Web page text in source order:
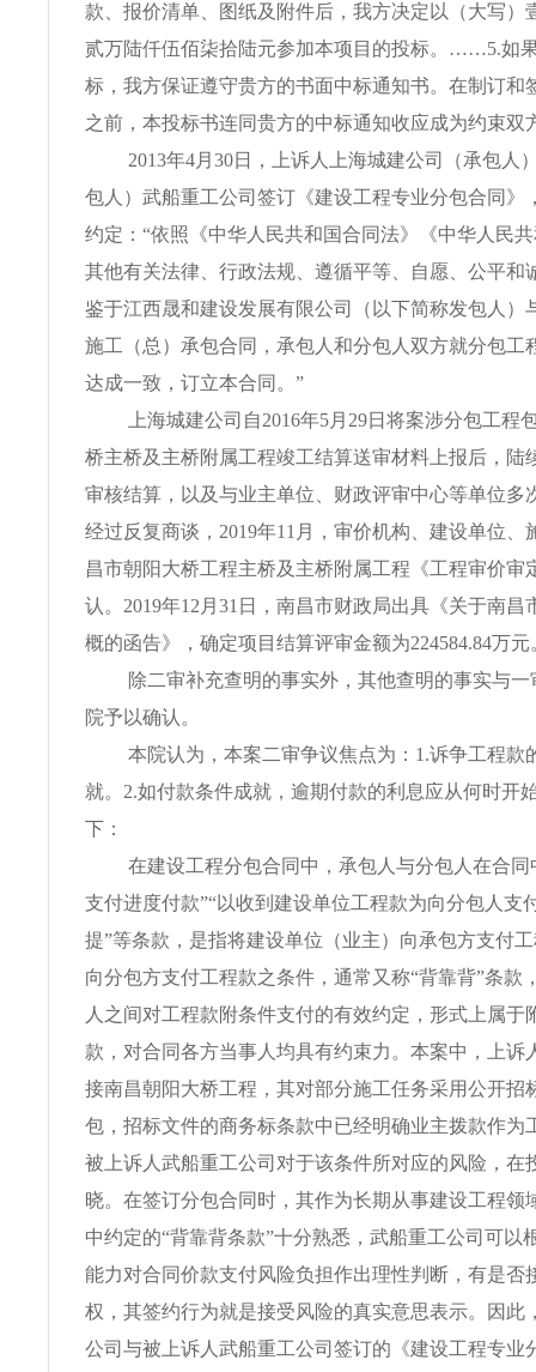
款、报价清单、图纸及附件后，我方决定以（大写）
贰万陆仟伍佰柒拾陆元参加本项目的投标。……5.如
标，我方保证遵守贵方的书面中标通知书。在制订和
之前，本投标书连同贵方的中标通知收应成为约束
2013年4月30日，上诉人上海城建公司（承包人
包人）武船重工公司签订《建设工程专业分包合同》
约定：“依照《中华人民共和国合同法》《中华人民
其他有关法律、行政法规、遵循平等、自愿、公平和
鉴于江西晟和建设发展有限公司（以下简称发包人）
施工（总）承包合同，承包人和分包人双方就分包工
达成一致，订立本合同。”
上海城建公司自2016年5月29日将案涉分包工程
桥主桥及主桥附属工程竣工结算送审材料上报后，陆
审核结算，以及与业主单位、财政评审中心等单位多
经过反复商谈，2019年11月，审价机构、建设单位、
昌市朝阳大桥工程主桥及主桥附属工程《工程审价审
认。2019年12月31日，南昌市财政局出具《关于南昌
概的函告》，确定项目结算评审金额为224584.84万元
除二审补充查明的事实外，其他查明的事实与
院予以确认。
本院认为，本案二审争议焦点为：1.诉争工程款
就。2.如付款条件成就，逾期付款的利息应从何时开
下：
在建设工程分包合同中，承包人与分包人在合同
支付进度付款”“以收到建设单位工程款为向分包人支
提”等条款，是指将建设单位（业主）向承包方支付
向分包方支付工程款之条件，通常又称“背靠背”条款
人之间对工程款附条件支付的有效约定，形式上属于
款，对合同各方当事人均具有约束力。本案中，上诉
接南昌朝阳大桥工程，其对部分施工任务采用公开招
包，招标文件的商务标条款中已经明确业主拨款作为
被上诉人武船重工公司对于该条件所对应的风险，在
晓。在签订分包合同时，其作为长期从事建设工程领
中约定的“背靠背条款”十分熟悉，武船重工公司可以
能力对合同价款支付风险负担作出理性判断，有是否
权，其签约行为就是接受风险的真实意思表示。因此
公司与被上诉人武船重工公司签订的《建设工程专业